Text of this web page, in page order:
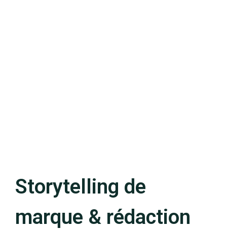
Storytelling de
marque & rédaction